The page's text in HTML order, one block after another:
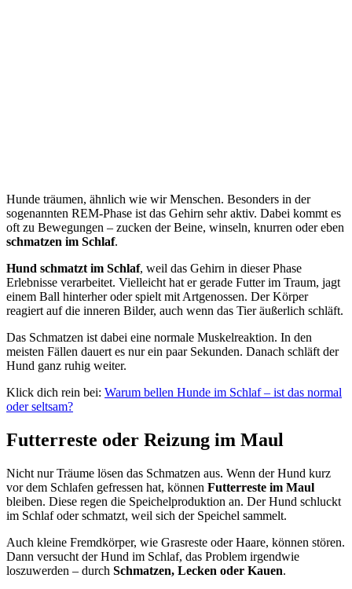
Hunde träumen, ähnlich wie wir Menschen. Besonders in der
sogenannten REM-Phase ist das Gehirn sehr aktiv. Dabei kommt es
oft zu Bewegungen – zucken der Beine, winseln, knurren oder eben
schmatzen im Schlaf.
Hund schmatzt im Schlaf, weil das Gehirn in dieser Phase
Erlebnisse verarbeitet. Vielleicht hat er gerade Futter im Traum, jagt
einem Ball hinterher oder spielt mit Artgenossen. Der Körper
reagiert auf die inneren Bilder, auch wenn das Tier äußerlich schläft.
Das Schmatzen ist dabei eine normale Muskelreaktion. In den
meisten Fällen dauert es nur ein paar Sekunden. Danach schläft der
Hund ganz ruhig weiter.
Klick dich rein bei: Warum bellen Hunde im Schlaf – ist das normal
oder seltsam?
Futterreste oder Reizung im Maul
Nicht nur Träume lösen das Schmatzen aus. Wenn der Hund kurz
vor dem Schlafen gefressen hat, können Futterreste im Maul
bleiben. Diese regen die Speichelproduktion an. Der Hund schluckt
im Schlaf oder schmatzt, weil sich der Speichel sammelt.
Auch kleine Fremdkörper, wie Grasreste oder Haare, können stören.
Dann versucht der Hund im Schlaf, das Problem irgendwie
loszuwerden – durch Schmatzen, Lecken oder Kauen.